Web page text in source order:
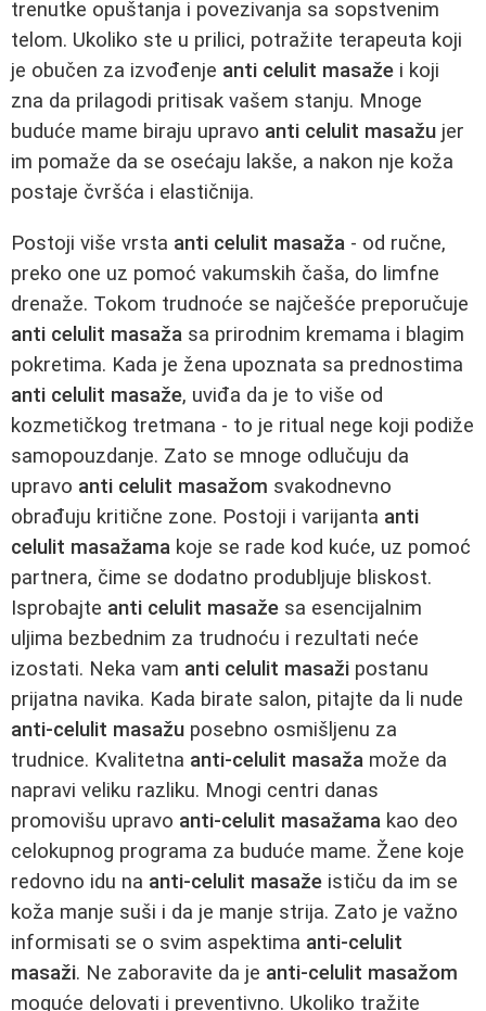
trenutke opuštanja i povezivanja sa sopstvenim
telom. Ukoliko ste u prilici, potražite terapeuta koji
je obučen za izvođenje anti celulit masaže i koji
zna da prilagodi pritisak vašem stanju. Mnoge
buduće mame biraju upravo anti celulit masažu jer
im pomaže da se osećaju lakše, a nakon nje koža
postaje čvršća i elastičnija.
Postoji više vrsta anti celulit masaža - od ručne,
preko one uz pomoć vakumskih čaša, do limfne
drenaže. Tokom trudnoće se najčešće preporučuje
anti celulit masaža sa prirodnim kremama i blagim
pokretima. Kada je žena upoznata sa prednostima
anti celulit masaže, uviđa da je to više od
kozmetičkog tretmana - to je ritual nege koji podiže
samopouzdanje. Zato se mnoge odlučuju da
upravo anti celulit masažom svakodnevno
obrađuju kritične zone. Postoji i varijanta anti
celulit masažama koje se rade kod kuće, uz pomoć
partnera, čime se dodatno produbljuje bliskost.
Isprobajte anti celulit masaže sa esencijalnim
uljima bezbednim za trudnoću i rezultati neće
izostati. Neka vam anti celulit masaži postanu
prijatna navika. Kada birate salon, pitajte da li nude
anti-celulit masažu posebno osmišljenu za
trudnice. Kvalitetna anti-celulit masaža može da
napravi veliku razliku. Mnogi centri danas
promovišu upravo anti-celulit masažama kao deo
celokupnog programa za buduće mame. Žene koje
redovno idu na anti-celulit masaže ističu da im se
koža manje suši i da je manje strija. Zato je važno
informisati se o svim aspektima anti-celulit
masaži. Ne zaboravite da je anti-celulit masažom
moguće delovati i preventivno. Ukoliko tražite